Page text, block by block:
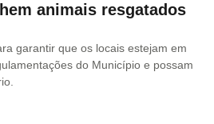
animais resgatados
garantir que os locais estejam em
do Município e possam